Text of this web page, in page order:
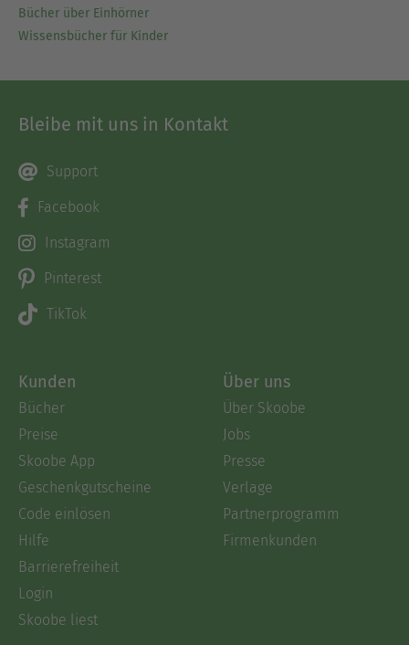
Bücher über Einhörner
Wissensbücher für Kinder
Bleibe mit uns in Kontakt
Support
Facebook
Instagram
Pinterest
TikTok
Kunden
Bücher
Preise
Skoobe App
Geschenkgutscheine
Code einlösen
Hilfe
Barrierefreiheit
Login
Skoobe liest
Über uns
Über Skoobe
Jobs
Presse
Verlage
Partnerprogramm
Firmenkunden